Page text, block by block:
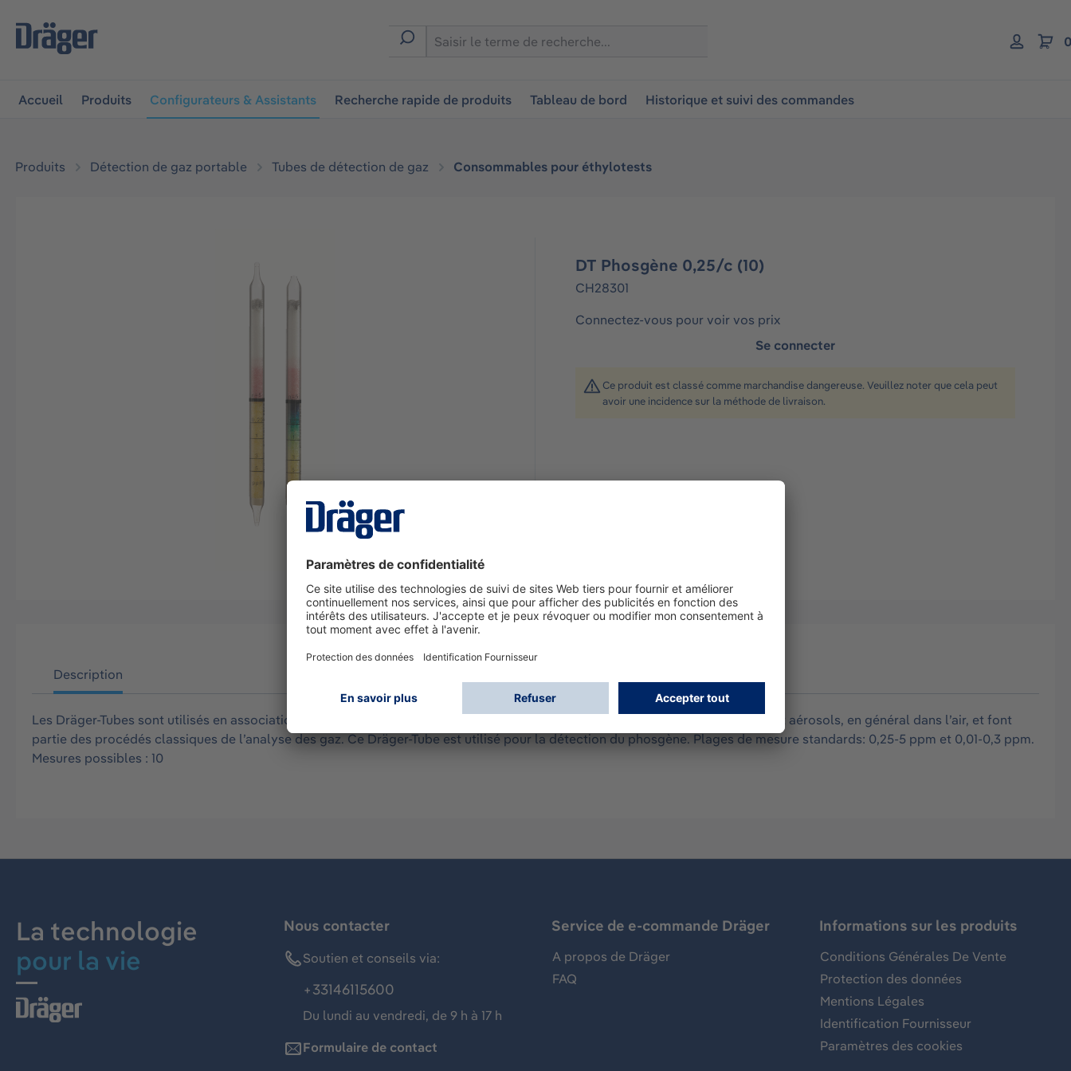
à la navigation principale
Accueil Produits Configurateurs & Assistants Recherche rapide de produits Tableau de bord Historique et suivi des commandes
Produits Détection de gaz portable Tubes de détection de gaz Consommables pour éthylotests
DT Phosgène 0,25/c (10)
CH28301
Connectez-vous pour voir vos prix
Se connecter
Ce produit est classé comme marchandise dangereuse. Veuillez noter que cela peut
avoir une incidence sur la méthode de livraison.
Description
Les Dräger-Tubes sont utilisés en association avec une pompe pour tubes réactifs Dräger pour les mesures des gaz, vapeurs et aérosols, en général dans l’air, et font
partie des procédés classiques de l’analyse des gaz. Ce Dräger-Tube est utilisé pour la détection du phosgène. Plages de mesure standards: 0,25-5 ppm et 0,01-0,3 ppm.
Mesures possibles : 10
La technologie
pour la vie
Nous contacter
Soutien et conseils via:
+33146115600
Du lundi au vendredi, de 9 h à 17 h
Formulaire de contact
Service de e-commande Dräger
A propos de Dräger
FAQ
Informations sur les produits
Conditions Générales De Vente
Protection des données
Mentions Légales
Identification Fournisseur
Paramètres des cookies